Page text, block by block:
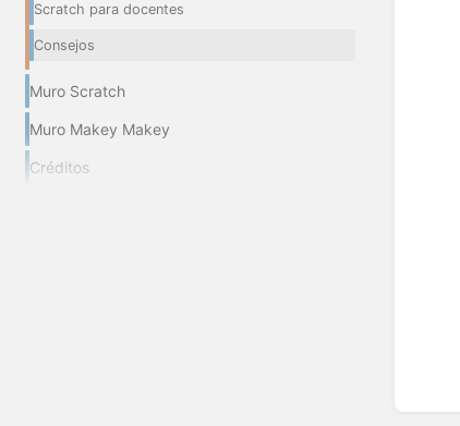
Scratch para docentes
Consejos
Muro Scratch
Muro Makey Makey
Créditos